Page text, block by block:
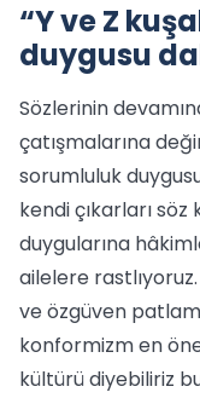
“Y ve Z
duygusu
Sözlerinin
çatışmalarına
sorumluluk
kendi çıkarları
duygularına
ailelere
ve özgüven
konformizm en
kültürü diyebiliriz